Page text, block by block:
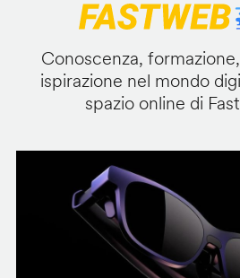
Conoscenza,
ispirazione nel mondo
spazio online di